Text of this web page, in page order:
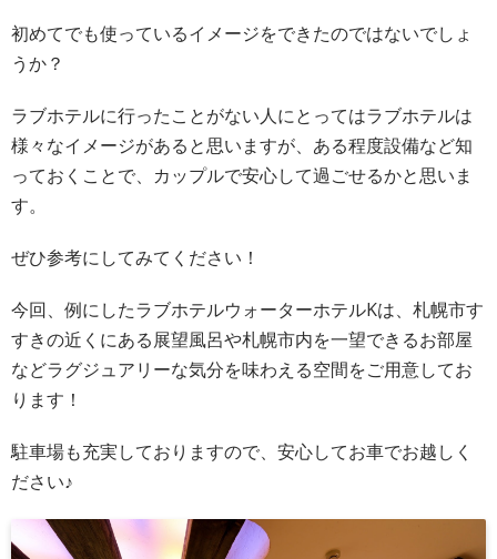
初めてでも使っているイメージをできたのではないでしょ
うか？
ラブホテルに行ったことがない人にとってはラブホテルは
様々なイメージがあると思いますが、ある程度設備など知
っておくことで、カップルで安心して過ごせるかと思いま
す。
ぜひ参考にしてみてください！
今回、例にしたラブホテルウォーターホテルKは、札幌市す
すきの近くにある展望風呂や札幌市内を一望できるお部屋
などラグジュアリーな気分を味わえる空間をご用意してお
ります！
駐車場も充実しておりますので、安心してお車でお越しく
ださい♪